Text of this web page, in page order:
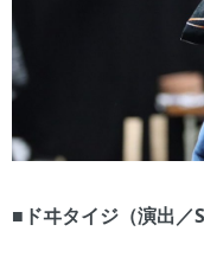
■ドヰタイジ（演出／